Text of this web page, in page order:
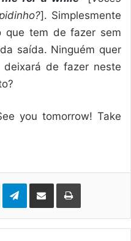
]. Simplesmente
que tem de fazer sem
saída. Ninguém quer
de fazer neste
you tomorrow! Take
WhatsAppTelegram
Compartilhar via e-mail Imprimir